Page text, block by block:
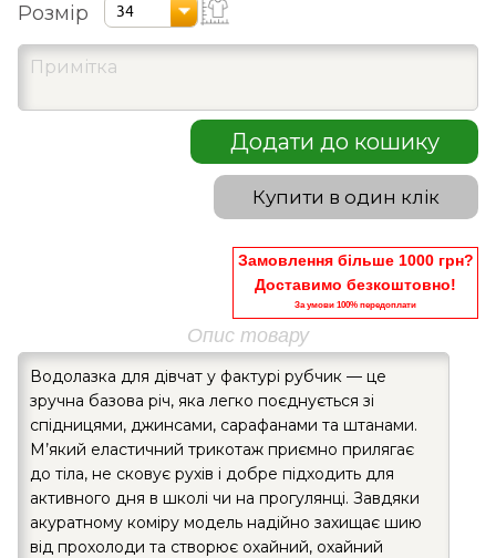
Розмір 34
Додати до кошику
Купити в один клік
Замовлення більше 1000 грн?
Доставимо безкоштовно!
За умови 100% передоплати
Опис товару
Водолазка для дівчат у фактурі рубчик — це
зручна базова річ, яка легко поєднується зі
спідницями, джинсами, сарафанами та штанами.
М’який еластичний трикотаж приємно прилягає
до тіла, не сковує рухів і добре підходить для
активного дня в школі чи на прогулянці. Завдяки
акуратному коміру модель надійно захищає шию
від прохолоди та створює охайний, охайний